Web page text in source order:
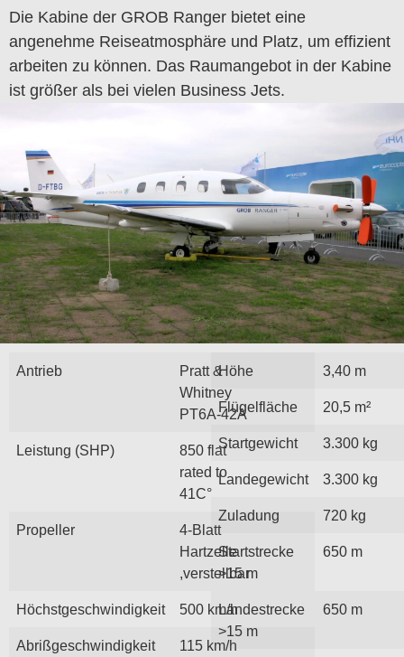
Die Kabine der GROB Ranger bietet eine
angenehme Reiseatmosphäre und Platz, um effizient
arbeiten zu können. Das Raumangebot in der Kabine
ist größer als bei vielen Business Jets.
Antrieb
Pratt &
Whitney
PT6A-42A
Leistung (SHP)
850 flat
rated to
41C°
Propeller
4-Blatt
Hartzelle
,verstellbar
Höchstgeschwindigkeit 500 km/h
Abrißgeschwindigkeit 115 km/h
Höhe 3,40 m
Flügelfläche 20,5 m²
Startgewicht 3.300 kg
Landegewicht 3.300 kg
Zuladung 720 kg
Startstrecke
>15 m
650 m
Landestrecke
>15 m
650 m